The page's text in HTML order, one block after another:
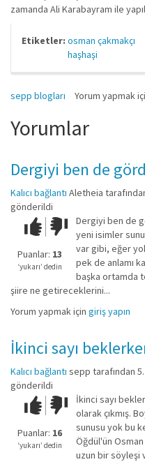
zamanda Ali Karabayram ile
Etiketler: osman çakmakçı
haşhaşi
sepp blogları Yorum yapmak
Yorumlar
Dergiyi ben de
Kalıcı bağlantı Aletheia
gönderildi
Çok iyi!O
kadar
iyi
değil!
Puanlar: 13
‘yukarı’ dedin
Dergiyi ben de
yeni isimler
var gibi, eğer
pek de anlamı
başka ortamda
şiire ne getireceklerini...
Yorum yapmak için giriş yapın
İkinci sayı
Kalıcı bağlantı sepp tarafından
gönderildi
Çok iyi!O
kadar
iyi
değil!
Puanlar: 16
‘yukarı’ dedin
İkinci sayı
olarak çıkmış.
sunusu yok bu
Öğdül'ün Osman
uzun bir söyleşi